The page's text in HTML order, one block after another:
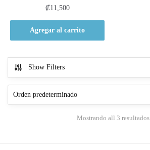
₡11,500
Agregar al carrito
Show Filters
Mostrando all 3 resultados